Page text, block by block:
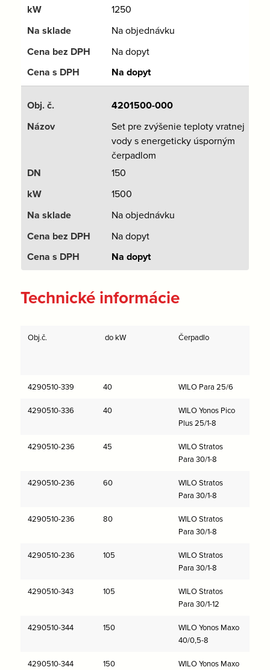
1250
Na objednávku
Na dopyt
Na dopyt
4201500-000
Set pre zvýšenie teploty vratnej
vody s energeticky úsporným
čerpadlom
150
1500
Na objednávku
Na dopyt
Na dopyt
Technické informácie
Obj.č. do kW Čerpadlo
4290510-339 40 WILO Para 25/6
4290510-336 40
WILO Yonos Pico
Plus 25/1-8
4290510-236 45
WILO Stratos
Para 30/1-8
4290510-236 60
WILO Stratos
Para 30/1-8
4290510-236 80
WILO Stratos
Para 30/1-8
4290510-236 105
WILO Stratos
Para 30/1-8
4290510-343 105
WILO Stratos
Para 30/1-12
4290510-344 150
WILO Yonos Maxo
40/0,5-8
4290510-344 150
WILO Yonos Maxo